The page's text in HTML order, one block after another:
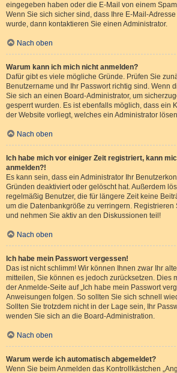
eingegeben haben oder die E-Mail von einem
Wenn Sie sich sicher sind, dass Ihre E-Mail-
wurde, dann kontaktieren Sie einen Administrator.
Nach oben
Warum kann ich mich nicht anmelden?
Dafür gibt es viele mögliche Gründe. Prüfen Sie
Benutzername und Ihr Passwort richtig sind. Wenn
Sie sich an einen Board-Administrator, um
gesperrt wurden. Es ist ebenfalls möglich, dass ein
der Website vorliegt, welches ein Administrator
Nach oben
Ich habe mich vor einiger Zeit registriert, kann
anmelden?!
Es kann sein, dass ein Administrator Ihr
Gründen deaktiviert oder gelöscht hat. Außerdem
regelmäßig Benutzer, die für längere Zeit keine
um die Datenbankgröße zu verringern. Registrieren
und nehmen Sie aktiv an den Diskussionen teil!
Nach oben
Ich habe mein Passwort vergessen!
Das ist nicht schlimm! Wir können Ihnen zwar Ihr
mitteilen, Sie können es jedoch zurücksetzen. Dies
der Anmelde-Seite auf „Ich habe mein Passwort
Anweisungen folgen. So sollten Sie sich schnell
Sollten Sie trotzdem nicht in der Lage sein, Ihr
wenden Sie sich an die Board-Administration.
Nach oben
Warum werde ich automatisch abgemeldet?
Wenn Sie beim Anmelden das Kontrollkästchen